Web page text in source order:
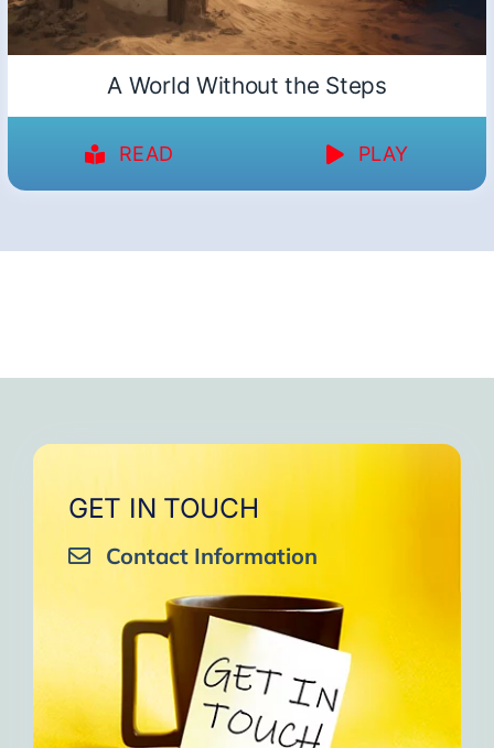
A World Without the Steps
READ PLAY
GET IN TOUCH
Contact Information